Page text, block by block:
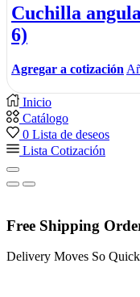
Cuchilla
6)
Agregar a cotización
Inicio
Catálogo
0 Lista de deseos
Lista Cotización
Free Shipping
Delivery Moves So